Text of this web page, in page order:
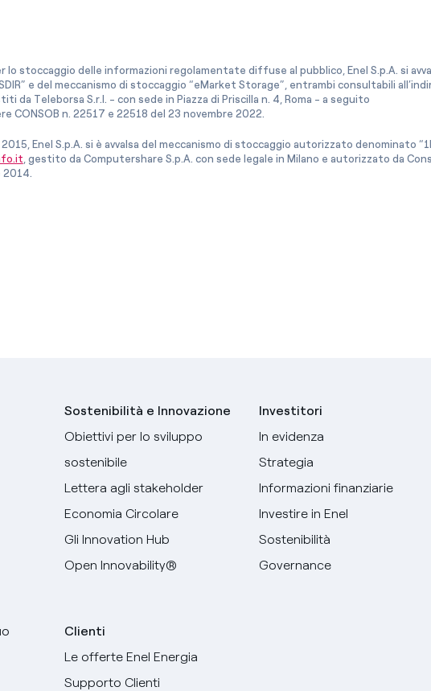
lo stoccaggio delle informazioni regolamentate diffuse al pubblico, Enel S.p.A. si
e del meccanismo di stoccaggio “eMarket Storage”, entrambi consultabili
da Teleborsa S.r.l. - con sede in Piazza di Priscilla n. 4, Roma - a seguito
CONSOB n. 22517 e 22518 del 23 novembre 2022.
Enel S.p.A. si è avvalsa del meccanismo di stoccaggio autorizzato denominato
, gestito da Computershare S.p.A. con sede legale in Milano e autorizzato da
2014.
Sostenibilità e Innovazione
Obiettivi per lo sviluppo
sostenibile
Lettera agli stakeholder
Economia Circolare
Gli Innovation Hub
Open Innovability®
Clienti
Le offerte Enel Energia
Supporto Clienti
Investitori
In evidenza
Strategia
Informazioni finanziarie
Investire in Enel
Sostenibilità
Governance
Seleziona la tua lingua